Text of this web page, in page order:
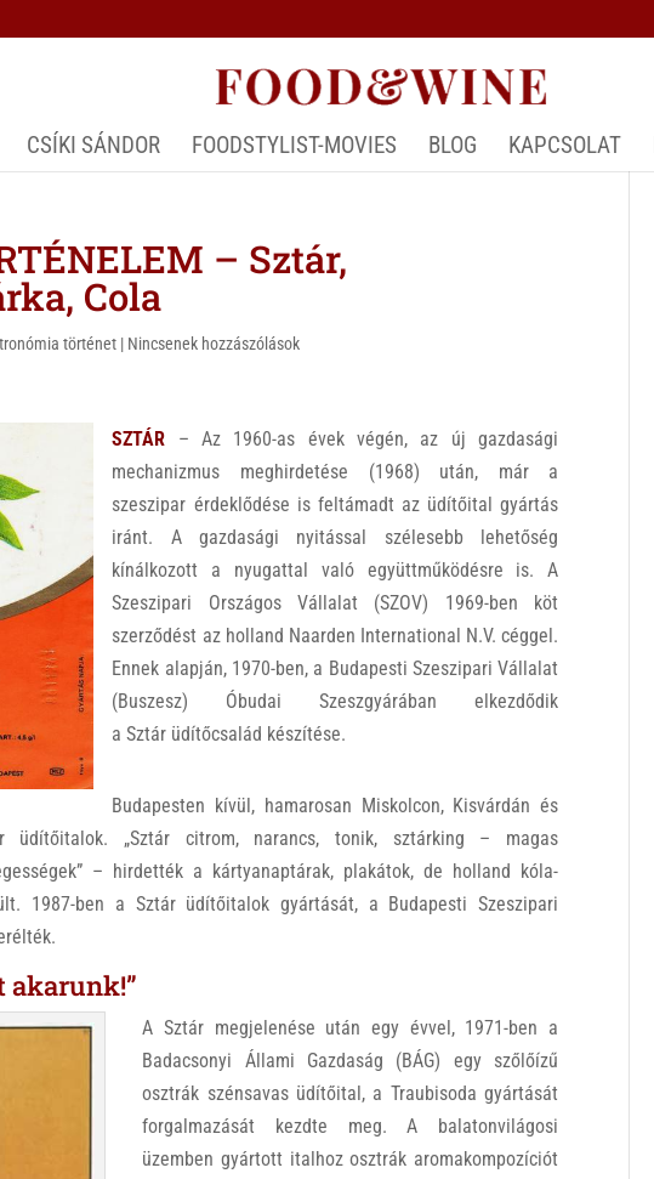
CSÍKI SÁNDOR FOODSTYLIST-MOVIES BLOG KAPCSOLAT
– Sztár,
Cola
történet | Nincsenek hozzászólások
SZTÁR – Az 1960-as évek végén, az új gazdasági
mechanizmus meghirdetése (1968) után, már a
szeszipar érdeklődése is feltámadt az üdítőital gyártás
iránt. A gazdasági nyitással szélesebb lehetőség
kínálkozott a nyugattal való együttműködésre is. A
Szeszipari Országos Vállalat (SZOV) 1969-ben köt
szerződést az holland Naarden International N.V. céggel.
Ennek alapján, 1970-ben, a Budapesti Szeszipari Vállalat
(Buszesz) Óbudai Szeszgyárában elkezdődik
a Sztár üdítőcsalád készítése.
Budapesten kívül, hamarosan Miskolcon, Kisvárdán és
üdítőitalok. „Sztár citrom, narancs, tonik, sztárking – magas
– hirdették a kártyanaptárak, plakátok, de holland kóla-
1987-ben a Sztár üdítőitalok gyártását, a Budapesti Szeszipari
akarunk!”
A Sztár megjelenése után egy évvel, 1971-ben a
Badacsonyi Állami Gazdaság (BÁG) egy szőlőízű
osztrák szénsavas üdítőital, a Traubisoda gyártását
forgalmazását kezdte meg. A balatonvilágosi
üzemben gyártott italhoz osztrák aromakompozíciót